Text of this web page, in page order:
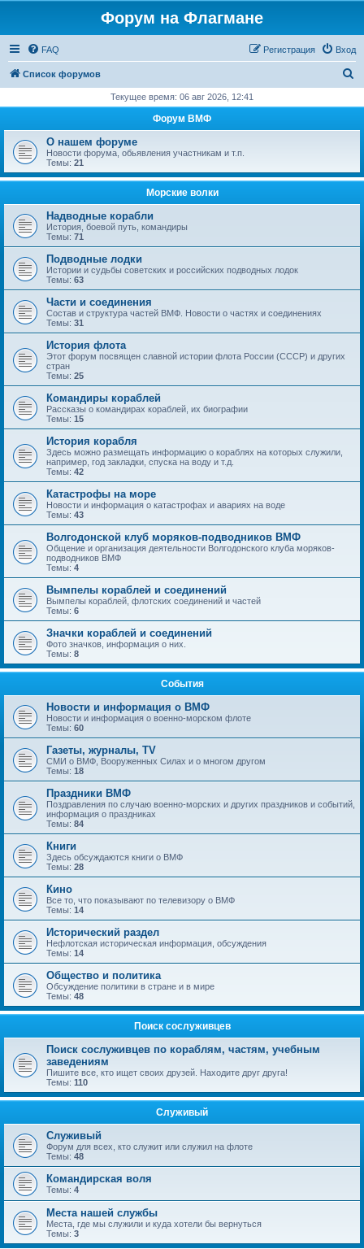
Форум на Флагмане
FAQ Вход
Регистрация
Список форумов
с
Текущее время: 06 авг 2026, 12:41
Форум ВМФ
О нашем форуме
Новости форума, обьявления участникам и т.п.
Темы: 21
Морские волки
Надводные корабли
История, боевой путь, командиры
Темы: 71
Подводные лодки
Истории и судьбы советских и российских подводных лодок
Темы: 63
Части и соединения
Состав и структура частей ВМФ. Новости о частях и соединениях
Темы: 31
История флота
Этот форум посвящен славной истории флота России (СССР) и других
стран
Темы: 25
Командиры кораблей
Рассказы о командирах кораблей, их биографии
Темы: 15
История корабля
Здесь можно размещать информацию о кораблях на которых служили,
например, год закладки, спуска на воду и т.д.
Темы: 42
Катастрофы на море
Новости и информация о катастрофах и авариях на воде
Темы: 43
Волгодонской клуб моряков-подводников ВМФ
Общение и организация деятельности Волгодонского клуба моряков-
подводников ВМФ
Темы: 4
Вымпелы кораблей и соединений
Вымпелы кораблей, флотских соединений и частей
Темы: 6
Значки кораблей и соединений
Фото значков, информация о них.
Темы: 8
События
Новости и информация о ВМФ
Новости и информация о военно-морском флоте
Темы: 60
Газеты, журналы, TV
СМИ о ВМФ, Вооруженных Силах и о многом другом
Темы: 18
Праздники ВМФ
Поздравления по случаю военно-морских и других праздников и событий,
информация о праздниках
Темы: 84
Книги
Здесь обсуждаются книги о ВМФ
Темы: 28
Кино
Все то, что показывают по телевизору о ВМФ
Темы: 14
Исторический раздел
Нефлотская историческая информация, обсуждения
Темы: 14
Общество и политика
Обсуждение политики в стране и в мире
Темы: 48
Поиск сослуживцев
Поиск сослуживцев по кораблям, частям, учебным
заведениям
Пишите все, кто ищет своих друзей. Находите друг друга!
Темы: 110
Служивый
Служивый
Форум для всех, кто служит или служил на флоте
Темы: 48
Командирская воля
Темы: 4
Места нашей службы
Места, где мы служили и куда хотели бы вернуться
Темы: 3